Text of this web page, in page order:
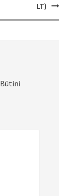
LT)
Būtini